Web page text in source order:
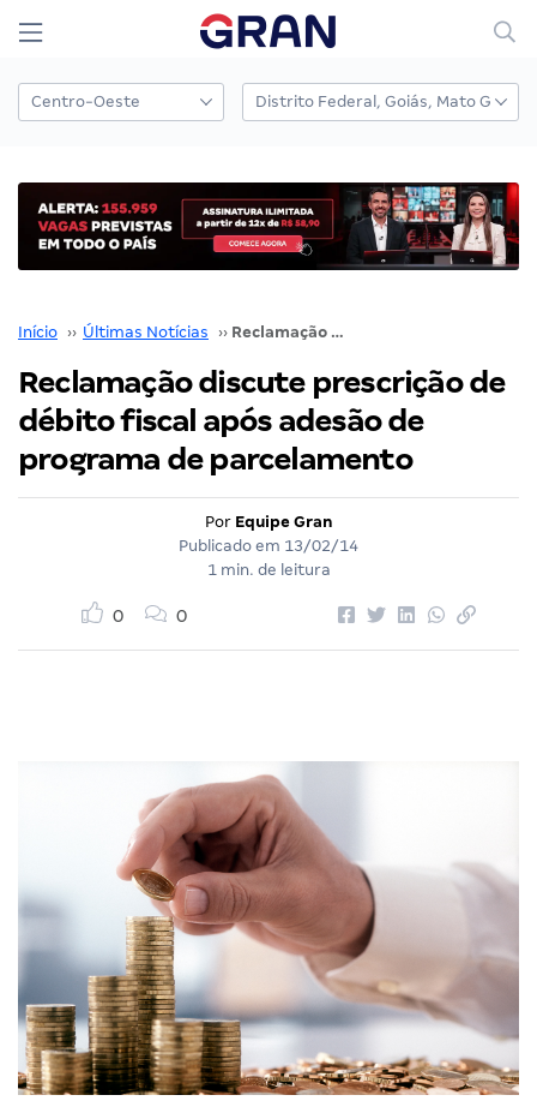
Início ›› Últimas Notícias ›› Reclamação discute prescrição de débito fiscal após adesão de programa de parcelamento
Reclamação discute prescrição de
débito fiscal após adesão de
programa de parcelamento
Por Equipe Gran
Publicado em 13/02/14
1 min. de leitura
0 0